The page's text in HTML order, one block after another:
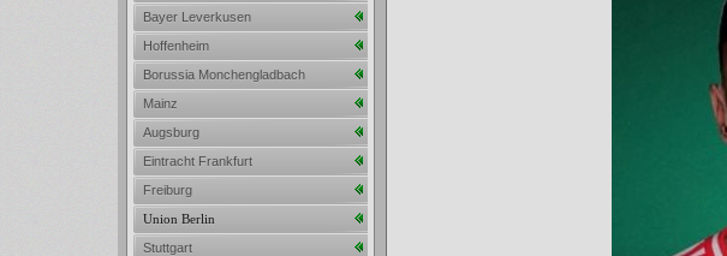
Bayer Leverkusen
Hoffenheim
Borussia Monchengladbach
Mainz
Augsburg
Eintracht Frankfurt
Freiburg
Union Berlin
Stuttgart